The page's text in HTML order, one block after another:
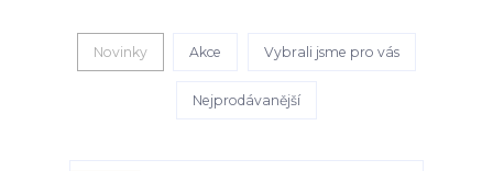
Novinky Akce Vybrali jsme pro vás
Nejprodávanější